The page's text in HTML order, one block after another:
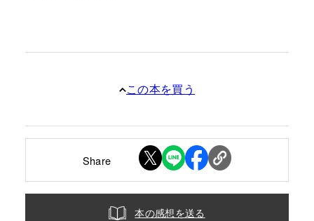
この本を買う
Share
本の感想を送る